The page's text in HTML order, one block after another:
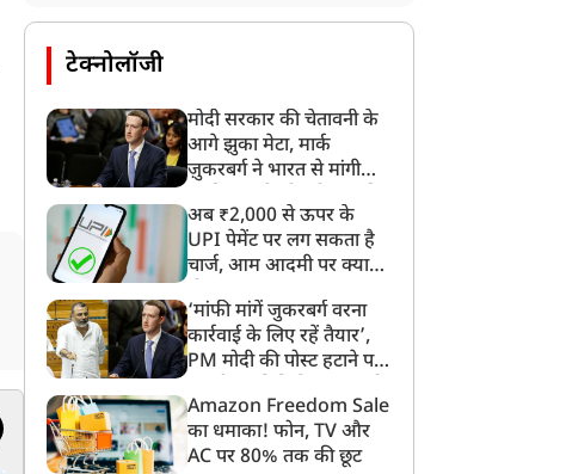
टेक्नोलॉजी
मोदी सरकार की चेतावनी के
आगे झुका मेटा, मार्क
ज़ुकरबर्ग ने भारत से मांगी
अब ₹2,000 से ऊपर के
UPI पेमेंट पर लग सकता है
चार्ज, आम आदमी पर क्या
‘मांफी मांगें जुकरबर्ग वरना
कार्रवाई के लिए रहें तैयार’,
PM मोदी की पोस्ट हटाने पर
लगाई फटकार
Amazon Freedom Sale
का धमाका! फोन, TV और
AC पर 80% तक की छूट